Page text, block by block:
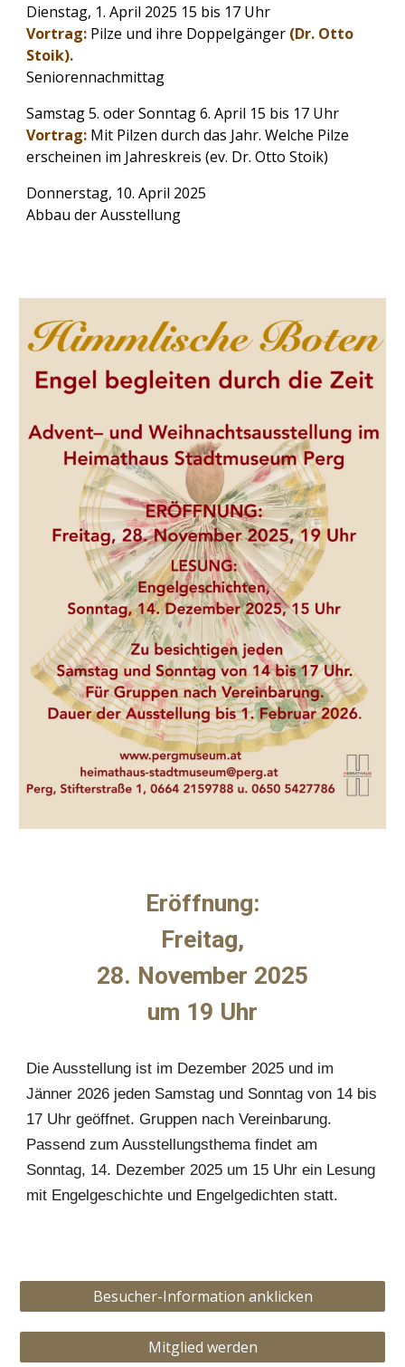
Dienstag, 1. April 2025 15 bis 17 Uhr
Vortrag: Pilze und ihre Doppelgänger (Dr. Otto
Stoik).
Seniorennachmittag
Samstag 5. oder Sonntag 6. April 15 bis 17 Uhr
Vortrag: Mit Pilzen durch das Jahr. Welche Pilze
erscheinen im Jahreskreis (ev. Dr. Otto Stoik)
Donnerstag, 10. April 2025
Abbau der Ausstellung
Eröffnung:
Freitag,
28. November 2025
um 19 Uhr
Die Ausstellung ist im Dezember 2025 und im
Jänner 2026 jeden Samstag und Sonntag von 14 bis
17 Uhr geöffnet. Gruppen nach Vereinbarung.
Passend zum Ausstellungsthema findet am
Sonntag, 14. Dezember 2025 um 15 Uhr ein Lesung
mit Engelgeschichte und Engelgedichten statt.
Besucher-Information anklicken
Mitglied werden